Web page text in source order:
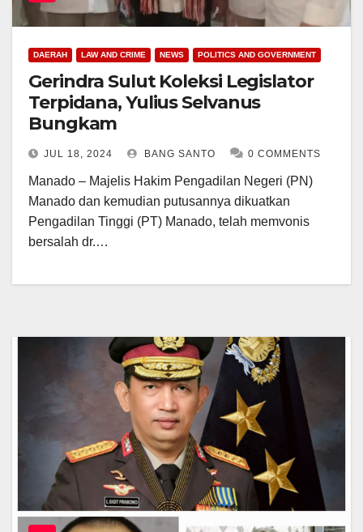
DAERAH LAW AND CRIME NEWS POLITICS AND GOVERNMENT
Gerindra Sulut Koleksi Legislator
Terpidana, Yulius Selvanus
Bungkam
JUL 18, 2024 BANG SANTO 0 COMMENTS
Manado – Majelis Hakim Pengadilan Negeri (PN)
Manado dan kemudian putusannya dikuatkan
Pengadilan Tinggi (PT) Manado, telah memvonis
bersalah dr.…